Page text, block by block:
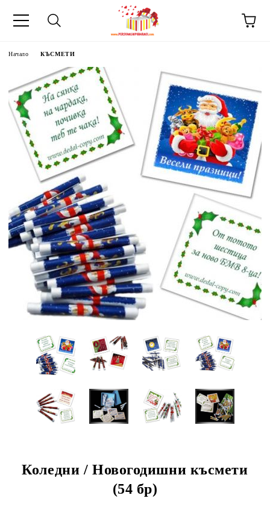
Начало КЪСМЕТИ
Коледни / Новогодишни късмети
(54 бр)